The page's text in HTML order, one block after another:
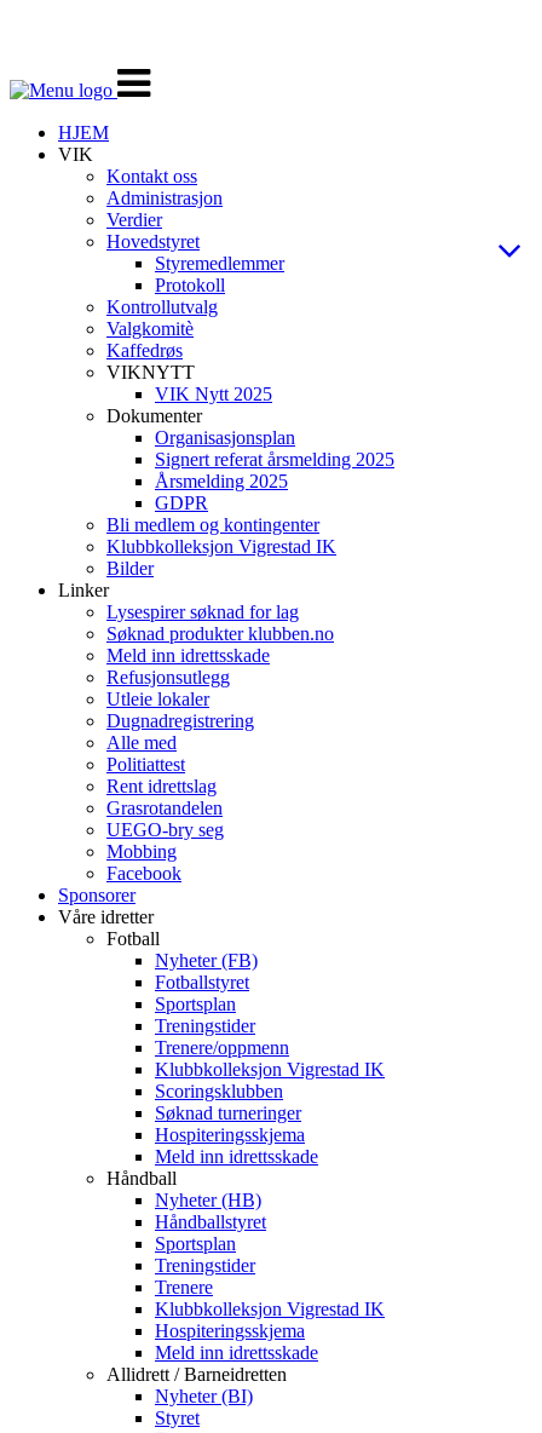
Veksle
navigasjon
HJEM
VIK
Kontakt oss
Administrasjon
Verdier
Hovedstyret
Styremedlemmer
Protokoll
Kontrollutvalg
Valgkomitè
Kaffedrøs
VIKNYTT
VIK Nytt 2025
Dokumenter
Organisasjonsplan
Signert referat årsmelding 2025
Årsmelding 2025
GDPR
Bli medlem og kontingenter
Klubbkolleksjon Vigrestad IK
Bilder
Linker
Lysespirer søknad for lag
Søknad produkter klubben.no
Meld inn idrettsskade
Refusjonsutlegg
Utleie lokaler
Dugnadregistrering
Alle med
Politiattest
Rent idrettslag
Grasrotandelen
UEGO-bry seg
Mobbing
Facebook
Sponsorer
Våre idretter
Fotball
Nyheter (FB)
Fotballstyret
Sportsplan
Treningstider
Trenere/oppmenn
Klubbkolleksjon Vigrestad IK
Scoringsklubben
Søknad turneringer
Hospiteringsskjema
Meld inn idrettsskade
Håndball
Nyheter (HB)
Håndballstyret
Sportsplan
Treningstider
Trenere
Klubbkolleksjon Vigrestad IK
Hospiteringsskjema
Meld inn idrettsskade
Allidrett / Barneidretten
Nyheter (BI)
Styret